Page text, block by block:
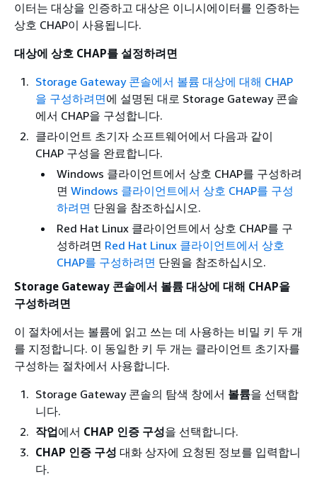
이터는 대상을 인증하고 대상은 이니시에이터를 인증하는
상호 CHAP이 사용됩니다.
대상에 상호 CHAP를 설정하려면
Storage Gateway 콘솔에서 볼륨 대상에 대해 CHAP
을 구성하려면에 설명된 대로 Storage Gateway 콘솔
에서 CHAP을 구성합니다.
클라이언트 초기자 소프트웨어에서 다음과 같이
CHAP 구성을 완료합니다.
Windows 클라이언트에서 상호 CHAP를 구성하려
면 Windows 클라이언트에서 상호 CHAP를 구성
하려면 단원을 참조하십시오.
Red Hat Linux 클라이언트에서 상호 CHAP를 구
성하려면 Red Hat Linux 클라이언트에서 상호
CHAP를 구성하려면 단원을 참조하십시오.
Storage Gateway 콘솔에서 볼륨 대상에 대해 CHAP을
구성하려면
이 절차에서는 볼륨에 읽고 쓰는 데 사용하는 비밀 키 두 개
를 지정합니다. 이 동일한 키 두 개는 클라이언트 초기자를
구성하는 절차에서 사용합니다.
Storage Gateway 콘솔의 탐색 창에서 볼륨을 선택합
니다.
작업에서 CHAP 인증 구성을 선택합니다.
CHAP 인증 구성 대화 상자에 요청된 정보를 입력합니
다.